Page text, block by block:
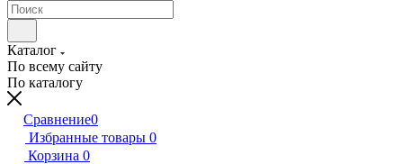
Каталог
По всему сайту
По каталогу
Сравнение0
Избранные товары 0
Корзина 0